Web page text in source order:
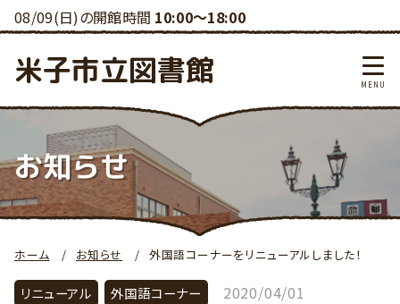
08/09(日)の開館時間 10:00～18:00
米子市立図書館
お知らせ
ホーム お知らせ 外国語コーナーをリニューアルしました！
リニューアル 外国語コーナー 2020/04/01